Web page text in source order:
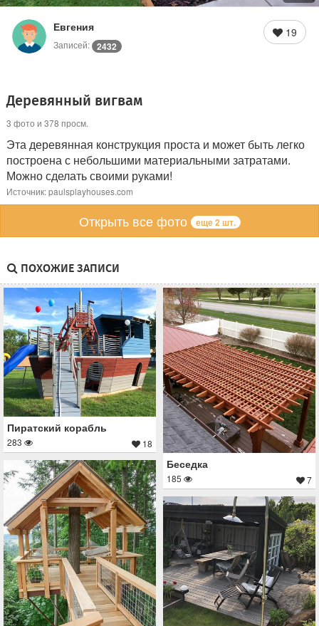
Евгения
Записей: 2432
19
Деревянный вигвам
3 фото и 378 просм.
Эта деревянная конструкция проста и может быть легко
построена с небольшими материальными затратами.
Можно сделать своими руками!
Источник: paulsplayhouses.com
Открыть все фото еще 2 шт.
ПОХОЖИЕ ЗАПИСИ
Пиратский корабль
283 18
Беседка
185 7